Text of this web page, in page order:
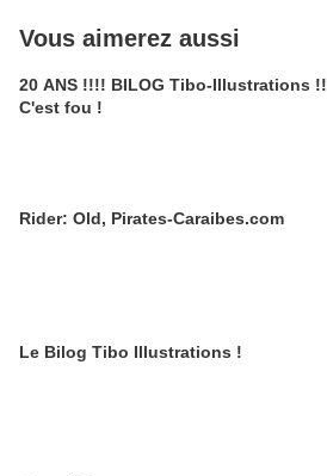
Vous aimerez aussi
20 ANS !!!! BILOG Tibo-Illustrations !!
C'est fou !
Rider: Old, Pirates-Caraibes.com
Le Bilog Tibo Illustrations !